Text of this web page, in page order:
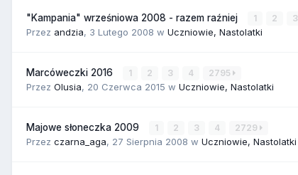
"Kampania" wrześniowa 2008 - razem raźniej 1 2 3
Przez andzia, 3 Lutego 2008 w Uczniowie, Nastolatki
Marcóweczki 2016 1 2 3 4 2795
Przez Olusia, 20 Czerwca 2015 w Uczniowie, Nastolatki
Majowe słoneczka 2009 1 2 3 4 2729
Przez czarna_aga, 27 Sierpnia 2008 w Uczniowie, Nastolatki